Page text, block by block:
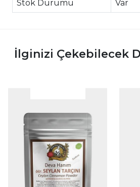
Stok Durumu
Var
İlginizi Çekebilecek